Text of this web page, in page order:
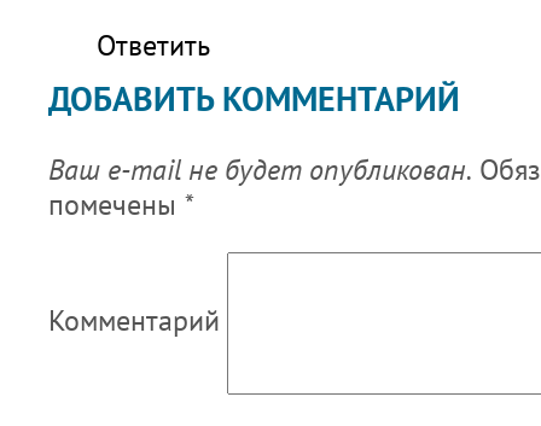
Ответить
ДОБАВИТЬ КОММЕНТАРИЙ
Ваш e-mail не будет опубликован.
помечены *
Комментарий